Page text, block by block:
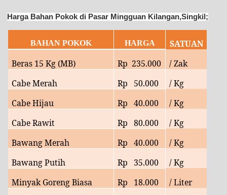
Harga Bahan Pokok di Pasar Mingguan Kilangan,Singkil;
BAHAN POKOK HARGA
SATUAN
Beras 15 Kg (MB)
Rp 235.000
/ Zak
Cabe Merah
Rp 50.000
/ Kg
Cabe Hijau
Rp 40.000
/ Kg
Cabe Rawit
Rp 80.000
/ Kg
Bawang Merah
Rp 40.000
/ Kg
Bawang Putih
Rp 35.000
/ Kg
Minyak Goreng Biasa
Rp 18.000
/ Liter